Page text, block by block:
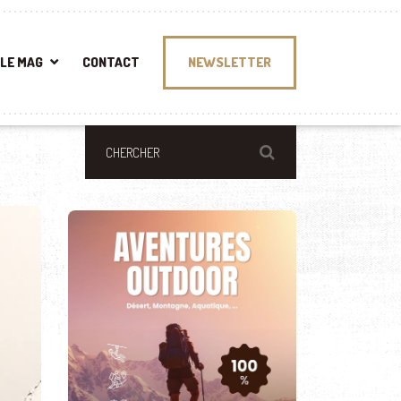
LE MAG CONTACT NEWSLETTER